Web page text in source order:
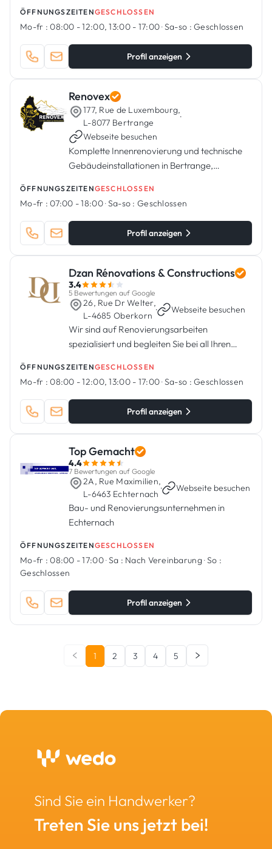
ÖFFNUNGSZEITENGESCHLOSSEN
Mo-fr : 08:00 - 12:00, 13:00 - 17:00·Sa-so : Geschlossen
Profil anzeigen
Renovex
177, Rue de Luxembourg,
L-8077 Bertrange
·
Webseite besuchen
Komplette Innenrenovierung und technische
Gebäudeinstallationen in Bertrange,
ÖFFNUNGSZEITENGESCHLOSSEN
Mo-fr : 07:00 - 18:00·Sa-so : Geschlossen
Profil anzeigen
Dzan Rénovations & Constructions
3.4
5 Bewertungen auf Google
26, Rue Dr Welter,
L-4685 Oberkorn
· Webseite besuchen
Wir sind auf Renovierungsarbeiten
spezialisiert und begleiten Sie bei all Ihren
ÖFFNUNGSZEITENGESCHLOSSEN
Mo-fr : 08:00 - 12:00, 13:00 - 17:00·Sa-so : Geschlossen
Profil anzeigen
Top Gemacht
4.4
7 Bewertungen auf Google
2A, Rue Maximilien,
L-6463 Echternach
· Webseite besuchen
Bau- und Renovierungsunternehmen in
Echternach
ÖFFNUNGSZEITENGESCHLOSSEN
Mo-fr : 08:00 - 17:00·Sa : Nach Vereinbarung·So :
Geschlossen
Profil anzeigen
1 2 3 4 5
Sind Sie ein Handwerker?
Treten Sie uns jetzt bei!